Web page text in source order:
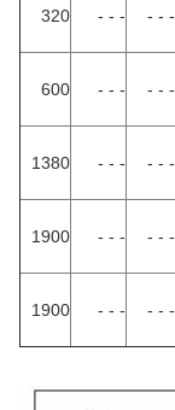
- - -
- - -
320
- - -
- - -
600
- - -
- - -
1380
- - -
- - -
1900
- - -
- - -
1900